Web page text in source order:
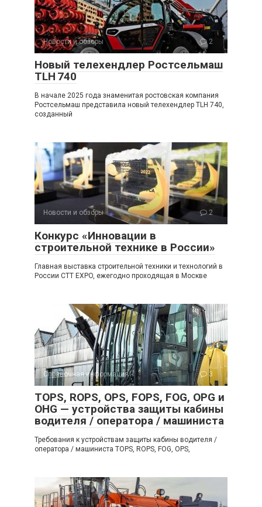
Новости и обзоры 2
Новый телехендлер Ростсельмаш
TLH 740
В начале 2025 года знаменитая ростовская компания
Ростсельмаш представила новый телехендлер TLH 740,
созданный
Новости и обзоры 2
Конкурс «Инновации в
строительной технике в России»
Главная выставка строительной техники и технологий в
России CTT EXPO, ежегодно проходящая в Москве
Справочная информация 3
TOPS, ROPS, OPS, FOPS, FOG, OPG и
OHG — устройства защиты кабины
водителя / оператора / машиниста
Требования к устройствам защиты кабины водителя /
оператора / машиниста TOPS, ROPS, FOG, OPS,